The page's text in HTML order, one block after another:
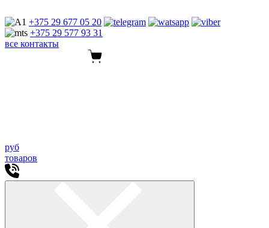
+375 29 677 05 20
+375 29 577 93 31
все контакты
руб
товаров